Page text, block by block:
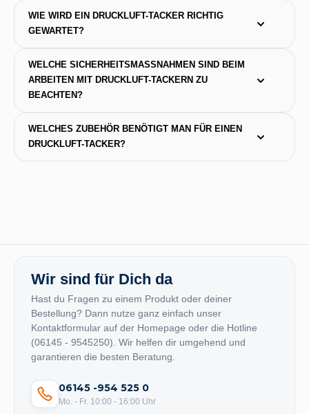
WIE WIRD EIN DRUCKLUFT-TACKER RICHTIG
GEWARTET?
WELCHE SICHERHEITSMASSNAHMEN SIND BEIM A
RBEITEN MIT DRUCKLUFT-TACKERN ZU B
EACHTEN?
WELCHES ZUBEHÖR BENÖTIGT MAN FÜR EINEN
DRUCKLUFT-TACKER?
Wir sind für Dich da
Hast du Fragen zu einem Produkt oder deiner
Bestellung? Dann nutze ganz einfach unser
Kontaktformular auf der Homepage oder die Hotline
(06145 - 9545250). Wir helfen dir umgehend und
garantieren die besten Beratung.
06145 -954 525 0
Mo. - Fr. 10:00 - 16:00 Uhr